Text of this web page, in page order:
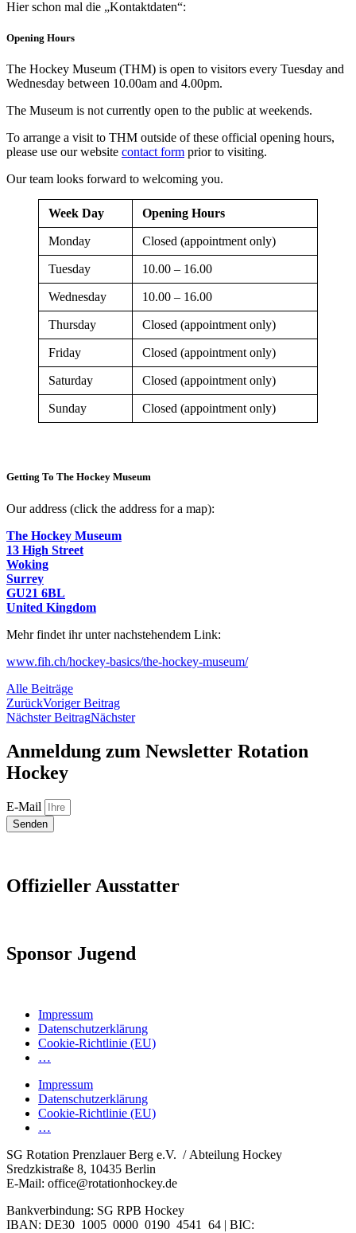
Hier schon mal die „Kontaktdaten“:
Opening Hours
The Hockey Museum (THM) is open to visitors every Tuesday and
Wednesday between 10.00am and 4.00pm.
The Museum is not currently open to the public at weekends.
To arrange a visit to THM outside of these official opening hours,
please use our website contact form prior to visiting.
Our team looks forward to welcoming you.
Week Day Opening Hours
Monday Closed (appointment only)
Tuesday 10.00 – 16.00
Wednesday 10.00 – 16.00
Thursday Closed (appointment only)
Friday Closed (appointment only)
Saturday Closed (appointment only)
Sunday Closed (appointment only)
Getting To The Hockey Museum
Our address (click the address for a map):
The Hockey Museum
13 High Street
Woking
Surrey
GU21 6BL
United Kingdom
Mehr findet ihr unter nachstehendem Link:
www.fih.ch/hockey-basics/the-hockey-museum/
Alle Beiträge
ZurückVoriger Beitrag
Nächster BeitragNächster
Anmeldung zum Newsletter Rotation
Hockey
E-Mail
Senden
Offizieller Ausstatter
Sponsor Jugend
Impressum
Datenschutzerklärung
Cookie-Richtlinie (EU)
…
Impressum
Datenschutzerklärung
Cookie-Richtlinie (EU)
…
SG Rotation Prenzlauer Berg e.V. / Abteilung Hockey
Sredzkistraße 8, 10435 Berlin
E-Mail: office@rotationhockey.de
Bankverbindung: SG RPB Hockey
IBAN: DE30 1005 0000 0190 4541 64 | BIC: